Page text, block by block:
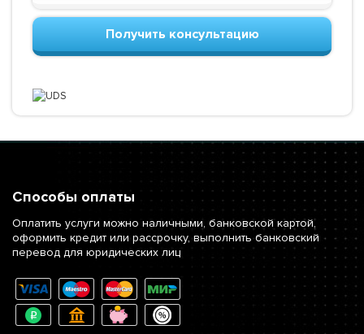
Получить консультацию
Способы оплаты
Оплатить услуги можно наличными, банковской картой,
оформить кредит или рассрочку, выполнить банковский
перевод для юридических лиц